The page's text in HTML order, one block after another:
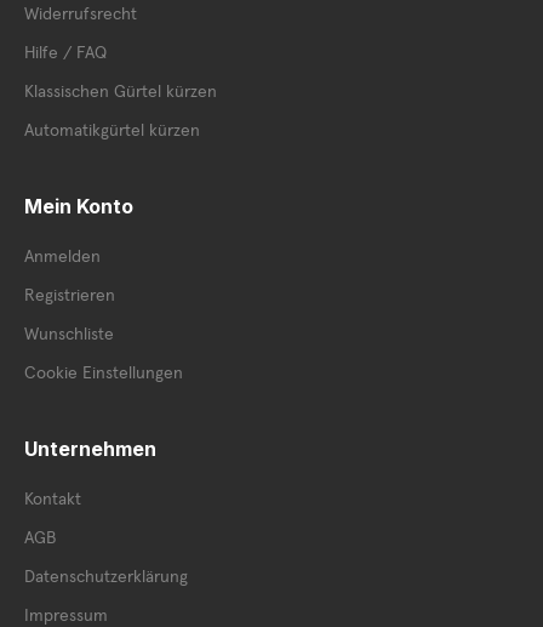
Widerrufsrecht
Hilfe / FAQ
Klassischen Gürtel kürzen
Automatikgürtel kürzen
Mein Konto
Anmelden
Registrieren
Wunschliste
Cookie Einstellungen
Unternehmen
Kontakt
AGB
Datenschutzerklärung
Impressum